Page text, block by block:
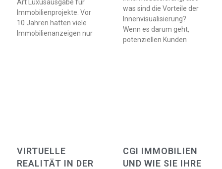
Art Luxusausgabe für
Immobilienprojekte. Vor
10 Jahren hatten viele
Immobilienanzeigen nur
was sind die Vorteile der
Innenvisualisierung?
Wenn es darum geht,
potenziellen Kunden
VIRTUELLE
REALITÄT IN DER
CGI IMMOBILIEN
UND WIE SIE IHRE